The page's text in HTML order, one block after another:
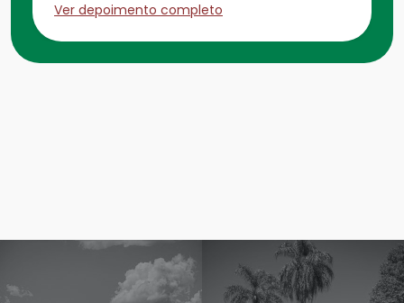
Ver depoimento completo